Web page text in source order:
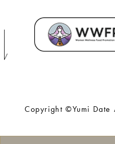
Copyright ©Yumi Date